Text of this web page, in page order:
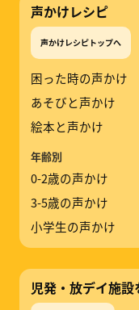
声かけレシピ
声かけレシピトップへ
困った時の声かけ
あそびと声かけ
絵本と声かけ
年齢別
0-2歳の声かけ
3-5歳の声かけ
小学生の声かけ
児発・放デイ施設